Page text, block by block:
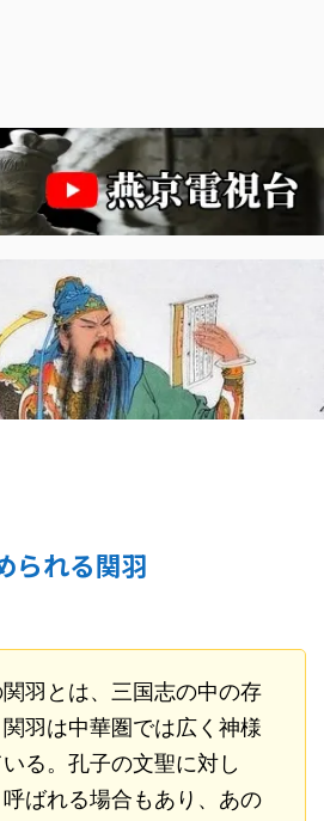
られる関羽
羽とは、三国志の中の存
羽は中華圏では広く神様
る。孔子の文聖に対し
ばれる場合もあり、あの